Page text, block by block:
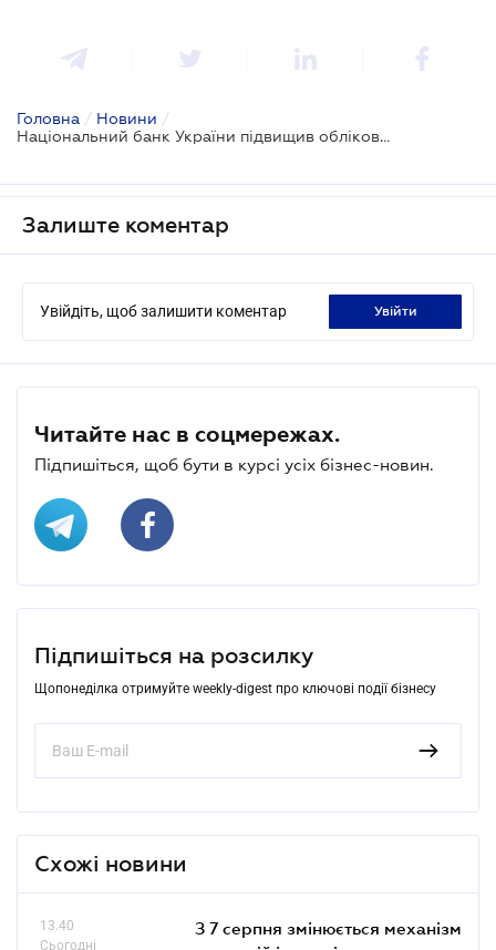
Головна / Новини /
Національний банк України підвищив облікову ставку
Залиште коментар
Увійдіть, щоб залишити коментар увійти
Читайте нас в соцмережах.
Підпишіться, щоб бути в курсі усіх бізнес-новин.
Підпишіться на розсилку
Щопонеділка отримуйте weekly-digest про ключові події бізнесу
Схожі новини
13.40
Сьогодні
З 7 серпня змінюється механізм